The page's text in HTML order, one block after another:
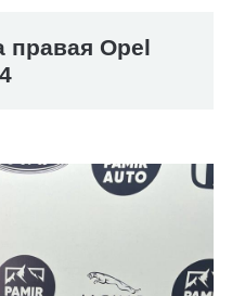
правая Opel